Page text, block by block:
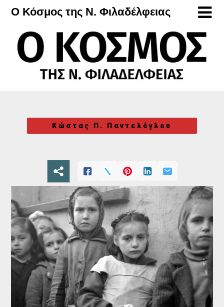
Μετάβαση
περιεχόμενο
Ο Κόσμος της Ν. Φιλαδέλφειας
Κώστας Π. Παντελόγλου